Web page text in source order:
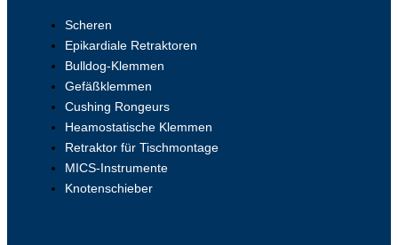
Scheren
Epikardiale Retraktoren
Bulldog-Klemmen
Gefäßklemmen
Cushing Rongeurs
Heamostatische Klemmen
Retraktor für Tischmontage
MICS-Instrumente
Knotenschieber